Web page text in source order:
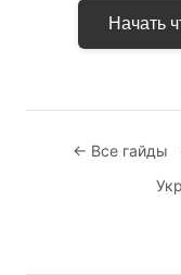
Начать
← Все гайды